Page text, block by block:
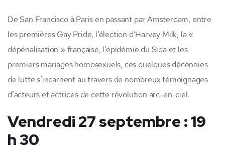
De San Francisco à Paris en passant par Amsterdam, entre
les premières Gay Pride, l’élection d’Harvey Milk, la «
dépénalisation » française, l’épidémie du Sida et les
premiers mariages homosexuels, ces quelques décennies
de lutte s’incarnent au travers de nombreux témoignages
d’acteurs et actrices de cette révolution arc-en-ciel.
Vendredi 27 septembre : 19
h 30